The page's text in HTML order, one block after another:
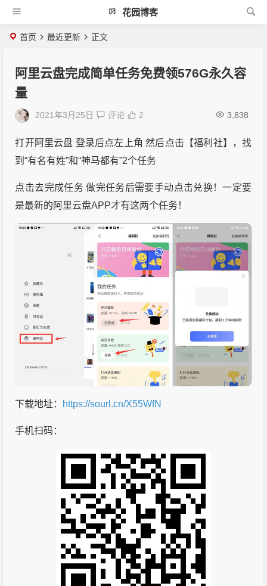
花园博客
首页 最近更新 正文
阿里云盘完成简单任务免费领576G永久容
量
2021年3月25日 评论 3,838
2
打开阿里云盘 登录后点左上角 然后点击【福利社】，找
到“有名有姓”和“神马都有”2个任务
点击去完成任务 做完任务后需要手动点击兑换！一定要
是最新的阿里云盘APP才有这两个任务！
下载地址： https://sourl.cn/X55WfN
手机扫码：